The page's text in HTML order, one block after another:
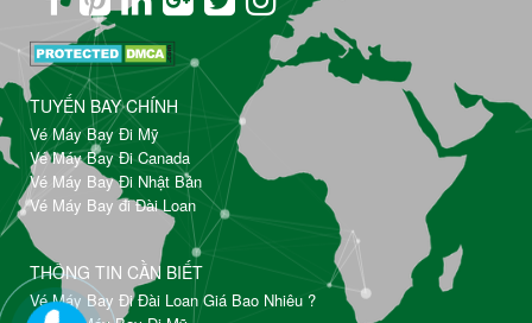
TUYẾN BAY CHÍNH
Vé Máy Bay Đi Mỹ
Vé Máy Bay Đi Canada
Vé Máy Bay Đi Nhật Bản
Vé Máy Bay đi Đài Loan
THÔNG TIN CẦN BIẾT
Vé Máy Bay Đi Đài Loan Giá Bao Nhiêu ?